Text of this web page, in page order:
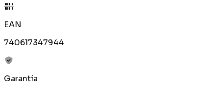
EAN
740617347944
Garantía